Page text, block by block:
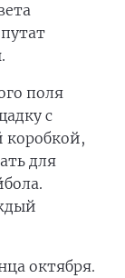
.
поля
с
для
октября.